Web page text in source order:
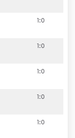
1:0
1:0
1:0
1:0
1:0